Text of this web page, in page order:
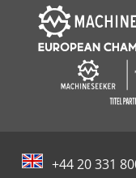
+44 20 331